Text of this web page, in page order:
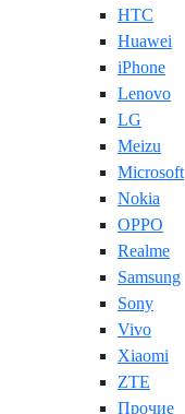
HTC
Huawei
iPhone
Lenovo
LG
Meizu
Microsoft
Nokia
OPPO
Realme
Samsung
Sony
Vivo
Xiaomi
ZTE
Прочие